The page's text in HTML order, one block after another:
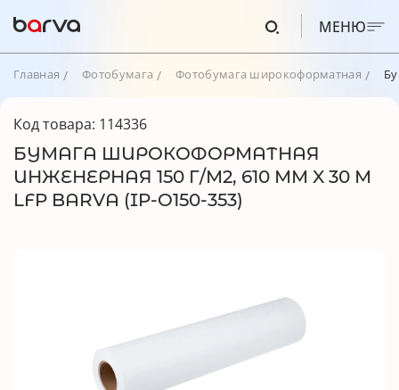
МЕНЮ
Главная Фотобумага Фотобумага широкоформатная
Код товара: 114336
БУМАГА ШИРОКОФОРМАТНАЯ
ИНЖЕНЕРНАЯ 150 Г/М2, 610 ММ X 30 М
LFP BARVA (IP-O150-353)